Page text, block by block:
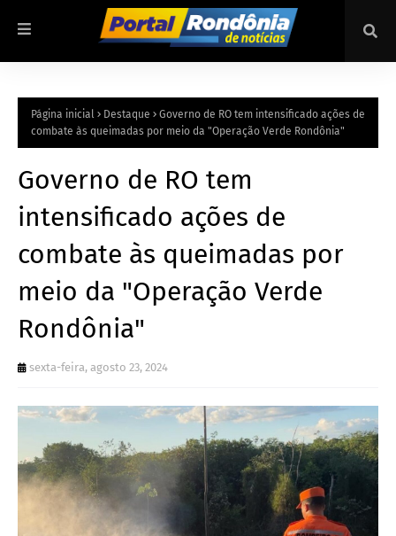
Página inicial Destaque
Governo de RO tem intensificado ações de
combate às queimadas por meio da "Operação Verde Rondônia"
Governo de RO tem
intensificado ações de
combate às queimadas por
meio da "Operação Verde
Rondônia"
sexta-feira, agosto 23, 2024